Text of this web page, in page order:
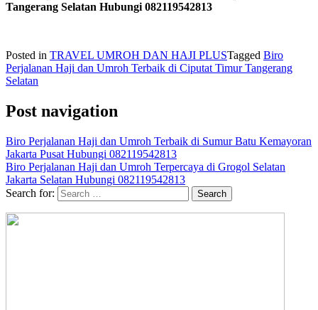
Tangerang Selatan Hubungi 082119542813
Posted in TRAVEL UMROH DAN HAJI PLUSTagged Biro
Perjalanan Haji dan Umroh Terbaik di Ciputat Timur Tangerang
Selatan
Post navigation
Biro Perjalanan Haji dan Umroh Terbaik di Sumur Batu Kemayoran
Jakarta Pusat Hubungi 082119542813
Biro Perjalanan Haji dan Umroh Terpercaya di Grogol Selatan
Jakarta Selatan Hubungi 082119542813
Search for: